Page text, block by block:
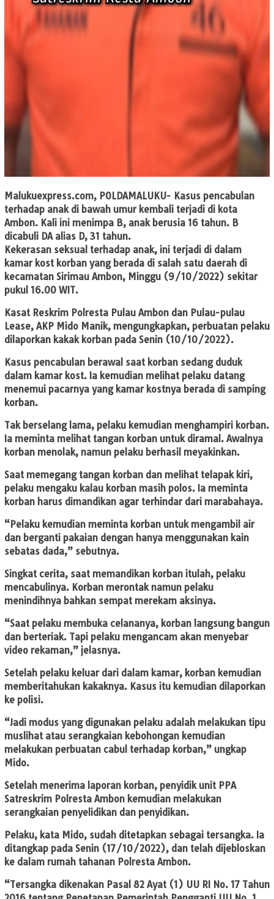
Malukuexpress.com, POLDAMALUKU- Kasus pencabulan
terhadap anak di bawah umur kembali terjadi di kota
Ambon. Kali ini menimpa B, anak berusia 16 tahun. B
dicabuli DA alias D, 31 tahun.
Kekerasan seksual terhadap anak, ini terjadi di dalam
kamar kost korban yang berada di salah satu daerah di
kecamatan Sirimau Ambon, Minggu (9/10/2022) sekitar
pukul 16.00 WIT.
Kasat Reskrim Polresta Pulau Ambon dan Pulau-pulau
Lease, AKP Mido Manik, mengungkapkan, perbuatan pelaku
dilaporkan kakak korban pada Senin (10/10/2022).
Kasus pencabulan berawal saat korban sedang duduk
dalam kamar kost. Ia kemudian melihat pelaku datang
menemui pacarnya yang kamar kostnya berada di samping
korban.
Tak berselang lama, pelaku kemudian menghampiri korban.
Ia meminta melihat tangan korban untuk diramal. Awalnya
korban menolak, namun pelaku berhasil meyakinkan.
Saat memegang tangan korban dan melihat telapak kiri,
pelaku mengaku kalau korban masih polos. Ia meminta
korban harus dimandikan agar terhindar dari marabahaya.
“Pelaku kemudian meminta korban untuk mengambil air
dan berganti pakaian dengan hanya menggunakan kain
sebatas dada,” sebutnya.
Singkat cerita, saat memandikan korban itulah, pelaku
mencabulinya. Korban merontak namun pelaku
menindihnya bahkan sempat merekam aksinya.
“Saat pelaku membuka celananya, korban langsung bangun
dan berteriak. Tapi pelaku mengancam akan menyebar
video rekaman,” jelasnya.
Setelah pelaku keluar dari dalam kamar, korban kemudian
memberitahukan kakaknya. Kasus itu kemudian dilaporkan
ke polisi.
“Jadi modus yang digunakan pelaku adalah melakukan tipu
muslihat atau serangkaian kebohongan kemudian
melakukan perbuatan cabul terhadap korban,” ungkap
Mido.
Setelah menerima laporan korban, penyidik unit PPA
Satreskrim Polresta Ambon kemudian melakukan
serangkaian penyelidikan dan penyidikan.
Pelaku, kata Mido, sudah ditetapkan sebagai tersangka. Ia
ditangkap pada Senin (17/10/2022), dan telah dijebloskan
ke dalam rumah tahanan Polresta Ambon.
“Tersangka dikenakan Pasal 82 Ayat (1) UU RI No. 17 Tahun